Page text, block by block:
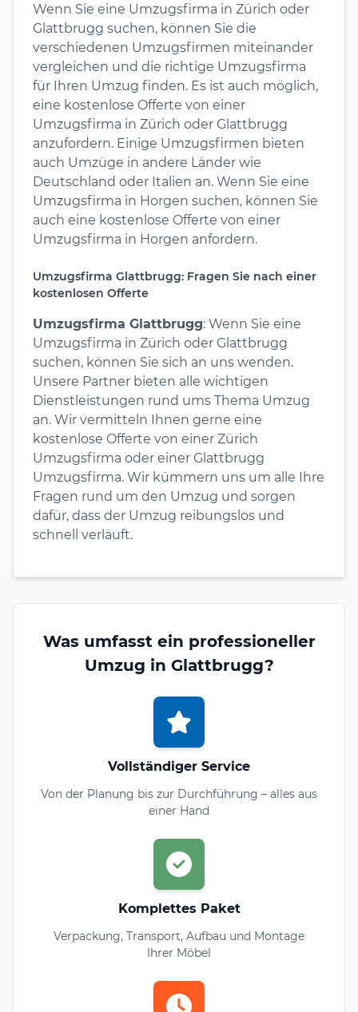
Wenn Sie eine Umzugsfirma in Zürich oder
Glattbrugg suchen, können Sie die
verschiedenen Umzugsfirmen miteinander
vergleichen und die richtige Umzugsfirma
für Ihren Umzug finden. Es ist auch möglich,
eine kostenlose Offerte von einer
Umzugsfirma in Zürich oder Glattbrugg
anzufordern. Einige Umzugsfirmen bieten
auch Umzüge in andere Länder wie
Deutschland oder Italien an. Wenn Sie eine
Umzugsfirma in Horgen suchen, können Sie
auch eine kostenlose Offerte von einer
Umzugsfirma in Horgen anfordern.
Umzugsfirma Glattbrugg: Fragen Sie nach einer
kostenlosen Offerte
Umzugsfirma Glattbrugg: Wenn Sie eine
Umzugsfirma in Zürich oder Glattbrugg
suchen, können Sie sich an uns wenden.
Unsere Partner bieten alle wichtigen
Dienstleistungen rund ums Thema Umzug
an. Wir vermitteln Ihnen gerne eine
kostenlose Offerte von einer Zürich
Umzugsfirma oder einer Glattbrugg
Umzugsfirma. Wir kümmern uns um alle Ihre
Fragen rund um den Umzug und sorgen
dafür, dass der Umzug reibungslos und
schnell verläuft.
Was umfasst ein professioneller
Umzug in Glattbrugg?
Vollständiger Service
Von der Planung bis zur Durchführung – alles aus
einer Hand
Komplettes Paket
Verpackung, Transport, Aufbau und Montage
Ihrer Möbel